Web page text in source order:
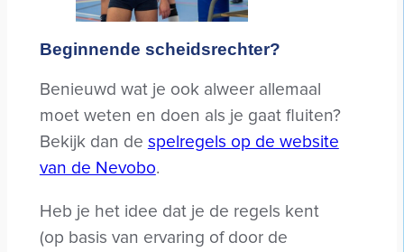
Beginnende scheidsrechter?
Benieuwd wat je ook alweer allemaal
moet weten en doen als je gaat fluiten?
Bekijk dan de spelregels op de website
van de Nevobo.
Heb je het idee dat je de regels kent
(op basis van ervaring of door de